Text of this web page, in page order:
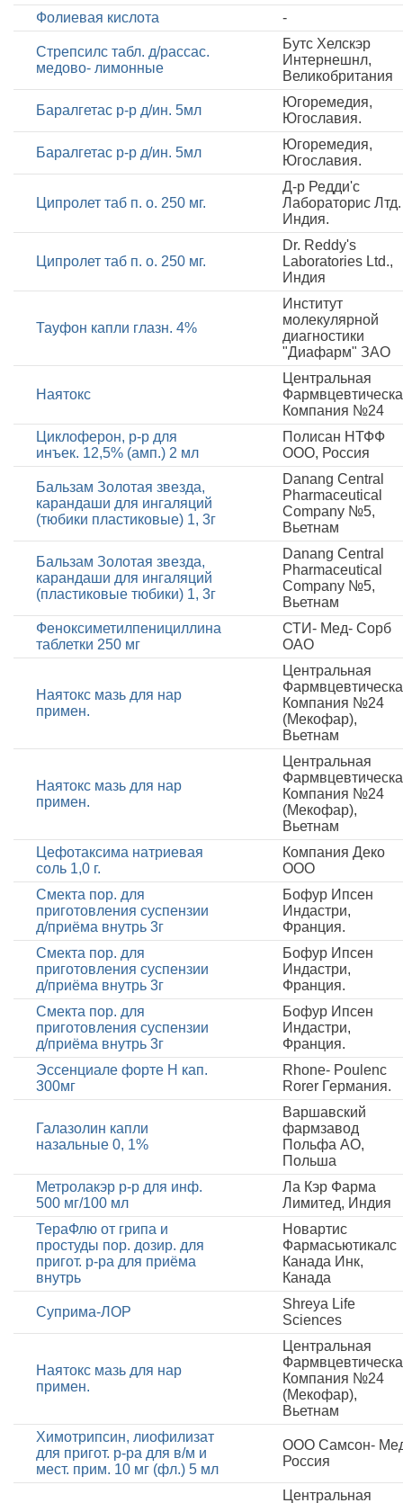
Фолиевая кислота
-
Стрепсилс табл. д/рассас.
медово- лимонные
Бутс Хелскэр
Интернешнл,
Великобритания
Баралгетас р-р д/ин. 5мл
Югоремедия,
Югославия.
Баралгетас р-р д/ин. 5мл
Югоремедия,
Югославия.
Ципролет таб п. о. 250 мг.
Д-р Редди'с
Лабораторис Лтд.
Индия.
Ципролет таб п. о. 250 мг.
Dr. Reddy's
Laboratories Ltd.,
Индия
Тауфон капли глазн. 4%
Институт
молекулярной
диагностики
"Диафарм" ЗАО
Наятокс
Центральная
Компания №24
Циклоферон, р-р для
инъек. 12,5% (амп.) 2 мл
Полисан НТФФ
ООО, Россия
Бальзам Золотая звезда,
карандаши для ингаляций
(тюбики пластиковые) 1, 3г
Danang Central
Pharmaceutical
Company №5,
Вьетнам
Бальзам Золотая звезда,
карандаши для ингаляций
(пластиковые тюбики) 1, 3г
Danang Central
Pharmaceutical
Company №5,
Вьетнам
Феноксиметилпенициллина
таблетки 250 мг
СТИ- Мед- Сорб
ОАО
Наятокс мазь для нар
примен.
Центральная
Компания №24
(Мекофар),
Вьетнам
Наятокс мазь для нар
примен.
Центральная
Компания №24
(Мекофар),
Вьетнам
Цефотаксима натриевая
соль 1,0 г.
Компания Деко
ООО
Смекта пор. для
приготовления суспензии
д/приёма внутрь 3г
Бофур Ипсен
Индастри,
Франция.
Смекта пор. для
приготовления суспензии
д/приёма внутрь 3г
Бофур Ипсен
Индастри,
Франция.
Смекта пор. для
приготовления суспензии
д/приёма внутрь 3г
Бофур Ипсен
Индастри,
Франция.
Эссенциале форте Н кап.
300мг
Rhone- Poulenc
Rorer Германия.
Галазолин капли
назальные 0, 1%
Варшавский
фармзавод
Польфа АО,
Польша
Метролакэр р-р для инф.
500 мг/100 мл
Ла Кэр Фарма
Лимитед, Индия
ТераФлю от грипа и
простуды пор. дозир. для
пригот. р-ра для приёма
внутрь
Новартис
Фармасьютикалс
Канада Инк,
Канада
Суприма-ЛОР
Shreya Life
Sciences
Наятокс мазь для нар
примен.
Центральная
Компания №24
(Мекофар),
Вьетнам
Химотрипсин, лиофилизат
для пригот. р-ра для в/м и
мест. прим. 10 мг (фл.) 5 мл
ООО Самсон-
Россия
Центральная